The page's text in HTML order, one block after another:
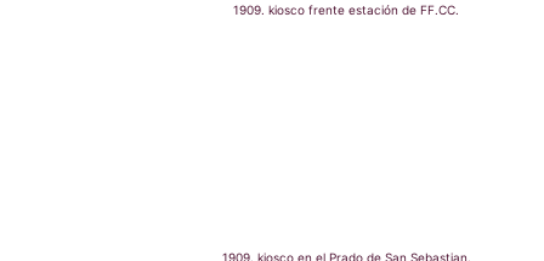
1909. kiosco frente estación de FF.CC.
1909. kiosco en el Prado de San Sebastian.